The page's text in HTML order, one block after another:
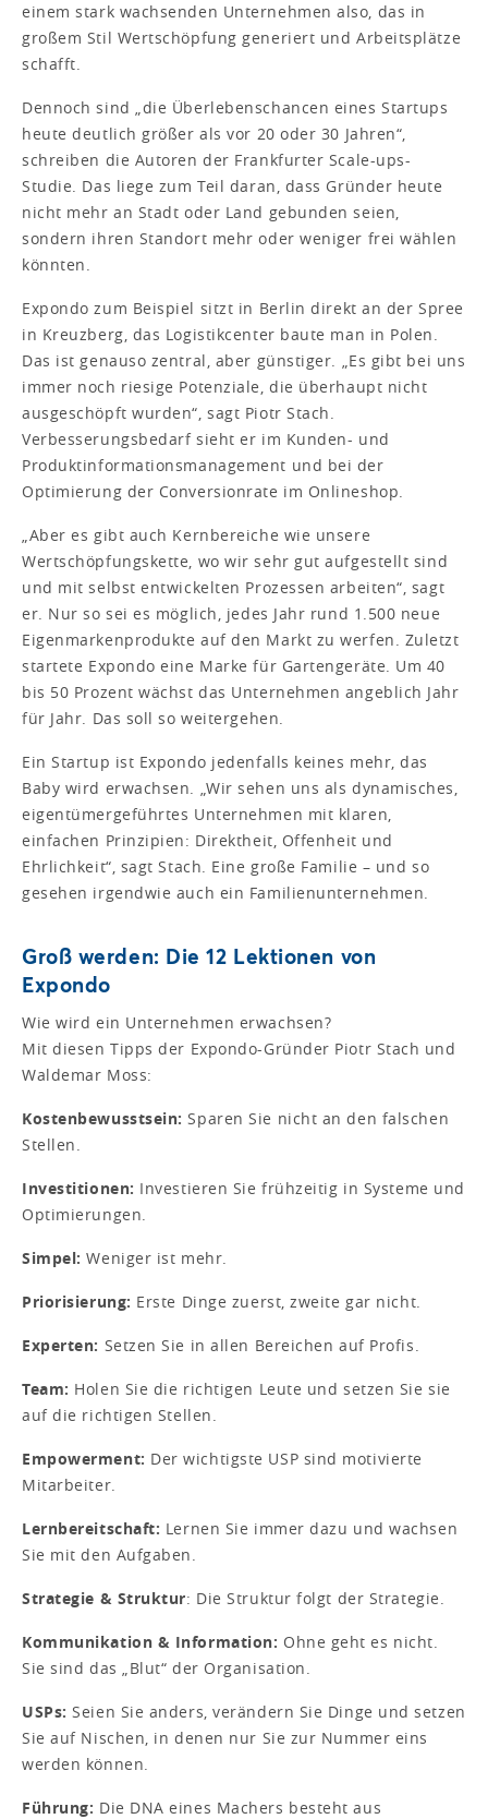
einem stark wachsenden Unternehmen also, das in
großem Stil Wertschöpfung generiert und Arbeitsplätze
schafft.
Dennoch sind „die Überlebenschancen eines Startups
heute deutlich größer als vor 20 oder 30 Jahren“,
schreiben die Autoren der Frankfurter Scale-ups-
Studie. Das liege zum Teil daran, dass Gründer heute
nicht mehr an Stadt oder Land gebunden seien,
sondern ihren Standort mehr oder weniger frei wählen
könnten.
Expondo zum Beispiel sitzt in Berlin direkt an der Spree
in Kreuzberg, das Logistikcenter baute man in Polen.
Das ist genauso zentral, aber günstiger. „Es gibt bei uns
immer noch riesige Potenziale, die überhaupt nicht
ausgeschöpft wurden“, sagt Piotr Stach.
Verbesserungsbedarf sieht er im Kunden- und
Produktinformationsmanagement und bei der
Optimierung der Conversionrate im Onlineshop.
„Aber es gibt auch Kernbereiche wie unsere
Wertschöpfungskette, wo wir sehr gut aufgestellt sind
und mit selbst entwickelten Prozessen arbeiten“, sagt
er. Nur so sei es möglich, jedes Jahr rund 1.500 neue
Eigenmarkenprodukte auf den Markt zu werfen. Zuletzt
startete Expondo eine Marke für Gartengeräte. Um 40
bis 50 Prozent wächst das Unternehmen angeblich Jahr
für Jahr. Das soll so weitergehen.
Ein Startup ist Expondo jedenfalls keines mehr, das
Baby wird erwachsen. „Wir sehen uns als dynamisches,
eigentümergeführtes Unternehmen mit klaren,
einfachen Prinzipien: Direktheit, Offenheit und
Ehrlichkeit“, sagt Stach. Eine große Familie – und so
gesehen irgendwie auch ein Familienunternehmen.
Groß werden: Die 12 Lektionen von
Expondo
Wie wird ein Unternehmen erwachsen?
Mit diesen Tipps der Expondo-Gründer Piotr Stach und
Waldemar Moss:
Kostenbewusstsein: Sparen Sie nicht an den falschen
Stellen.
Investitionen: Investieren Sie frühzeitig in Systeme und
Optimierungen.
Simpel: Weniger ist mehr.
Priorisierung: Erste Dinge zuerst, zweite gar nicht.
Experten: Setzen Sie in allen Bereichen auf Profis.
Team: Holen Sie die richtigen Leute und setzen Sie sie
auf die richtigen Stellen.
Empowerment: Der wichtigste USP sind motivierte
Mitarbeiter.
Lernbereitschaft: Lernen Sie immer dazu und wachsen
Sie mit den Aufgaben.
Strategie & Struktur: Die Struktur folgt der Strategie.
Kommunikation & Information: Ohne geht es nicht.
Sie sind das „Blut“ der Organisation.
USPs: Seien Sie anders, verändern Sie Dinge und setzen
Sie auf Nischen, in denen nur Sie zur Nummer eins
werden können.
Führung: Die DNA eines Machers besteht aus